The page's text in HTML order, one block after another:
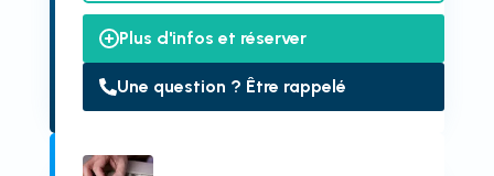
Plus d'infos et réserver
Une question ? Être rappelé